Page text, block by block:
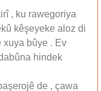
, ku rawegoriya
kêşeyeke aloz di
xuya bûye . Ev
hindek
de , çawa